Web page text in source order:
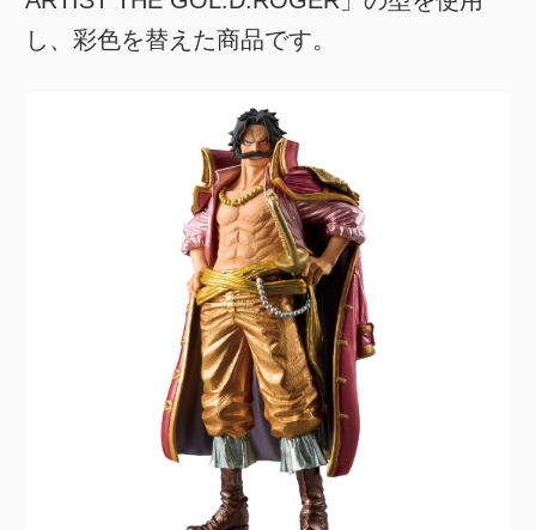
し、彩色を替えた商品です。